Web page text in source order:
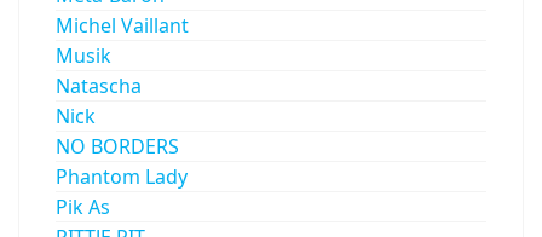
Michel Vaillant
Musik
Natascha
Nick
NO BORDERS
Phantom Lady
Pik As